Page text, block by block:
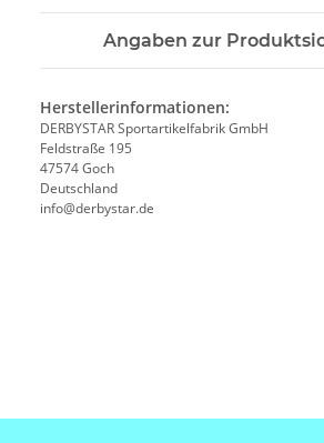
Angaben zur
Herstellerinformationen:
DERBYSTAR Sportartikelfabrik GmbH
Feldstraße 195
47574 Goch
Deutschland
info@derbystar.de